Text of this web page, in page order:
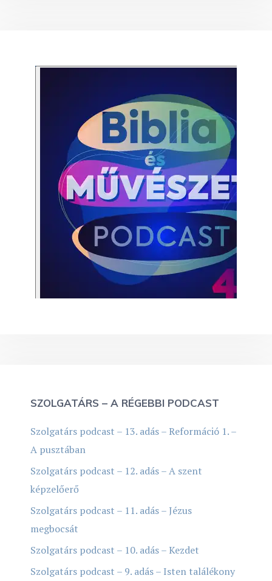
SZOLGATÁRS – A RÉGEBBI PODCAST
Szolgatárs podcast – 13. adás – Reformáció 1. –
A pusztában
Szolgatárs podcast – 12. adás – A szent
képzelőerő
Szolgatárs podcast – 11. adás – Jézus
megbocsát
Szolgatárs podcast – 10. adás – Kezdet
Szolgatárs podcast – 9. adás – Isten találékony